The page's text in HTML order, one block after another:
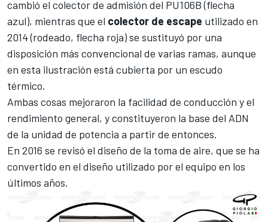
cambió el colector de admisión del PU106B (flecha
azul), mientras que el colector de escape utilizado en
2014 (rodeado, flecha roja) se sustituyó por una
disposición más convencional de varias ramas, aunque
en esta ilustración está cubierta por un escudo
térmico.
Ambas cosas mejoraron la facilidad de conducción y el
rendimiento general, y constituyeron la base del ADN
de la unidad de potencia a partir de entonces.
En 2016 se revisó el diseño de la toma de aire, que se ha
convertido en el diseño utilizado por el equipo en los
últimos años.